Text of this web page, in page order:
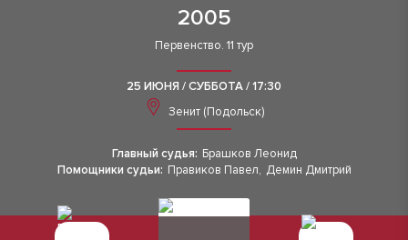
2005
Первенство. 11 тур
25 ИЮНЯ / СУББОТА / 17:30
Зенит (Подольск)
Главный судья: Брашков Леонид
Помощники судьи: Правиков Павел, Демин Дмитрий